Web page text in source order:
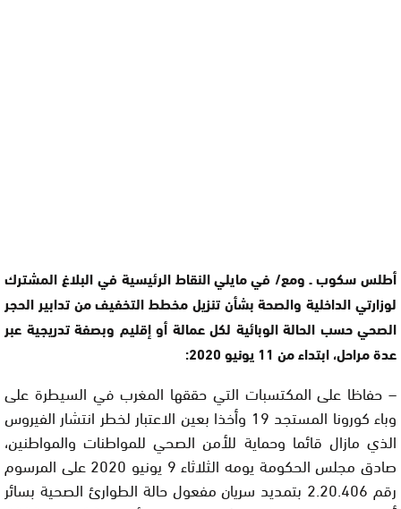
أطلس سكوب ـ ومع/ في مايلي النقاط الرئيسية في البلاغ المشترك
لوزارتي الداخلية والصحة بشأن تنزيل مخطط التخفيف من تدابير الحجر
الصحي حسب الحالة الوبائية لكل عمالة أو إقليم وبصفة تدريجية عبر
عدة مراحل، ابتداء من 11 يونيو 2020:
– حفاظا على المكتسبات التي حققها المغرب في السيطرة على
وباء كورونا المستجد 19 وأخذا بعين الاعتبار لخطر انتشار الفيروس
الذي مازال قائما وحماية للأمن الصحي للمواطنات والمواطنين،
صادق مجلس الحكومة يومه الثلاثاء 9 يونيو 2020 على المرسوم
رقم 2.20.406 بتمديد سريان مفعول حالة الطوارئ الصحية بسائر